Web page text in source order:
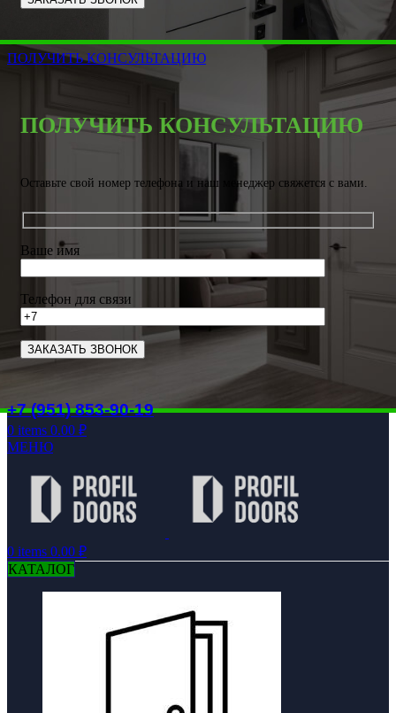
ПОЛУЧИТЬ КОНСУЛЬТАЦИЮ
ПОЛУЧИТЬ КОНСУЛЬТАЦИЮ
Оставьте свой номер телефона и наш менеджер свяжется с вами.
Ваше имя
Телефон для связи
+7 (951) 853-90-19
0 items 0.00 ₽
МЕНЮ
0 items 0.00 ₽
КАТАЛОГ